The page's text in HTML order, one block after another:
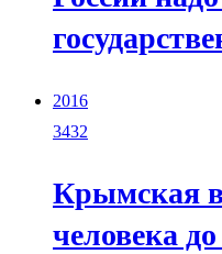
2016
3432
Крымская
человека